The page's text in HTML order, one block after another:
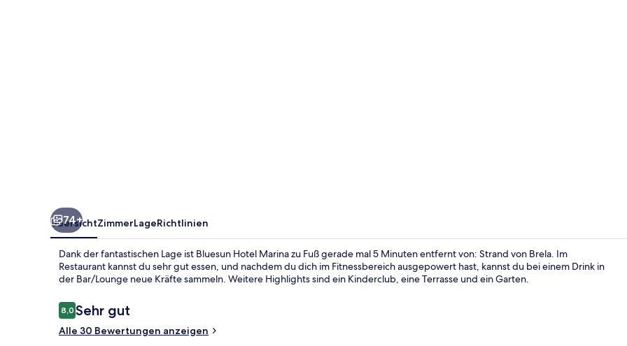
74+
ÜbersichtZimmerLageRichtlinien
Dank der fantastischen Lage ist Bluesun Hotel Marina zu Fuß gerade mal 5 Minuten entfernt von: Strand von Brela. Im
Restaurant kannst du sehr gut essen, und nachdem du dich im Fitnessbereich ausgepowert hast, kannst du bei einem Drink in
der Bar/Lounge neue Kräfte sammeln. Weitere Highlights sind ein Kinderclub, eine Terrasse und ein Garten.
Bewertungen
8,08,0 von 10.
Sehr gut
Alle 30 Bewertungen anzeigen